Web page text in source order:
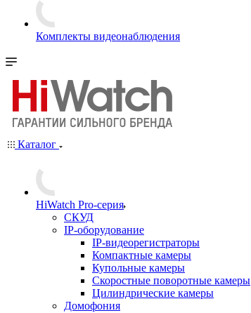
Комплекты видеонаблюдения
Каталог
HiWatch Pro-серия
CКУД
IP-оборудование
IP-видеорегистраторы
Компактные камеры
Купольные камеры
Скоростные поворотные камеры
Цилиндрические камеры
Домофония